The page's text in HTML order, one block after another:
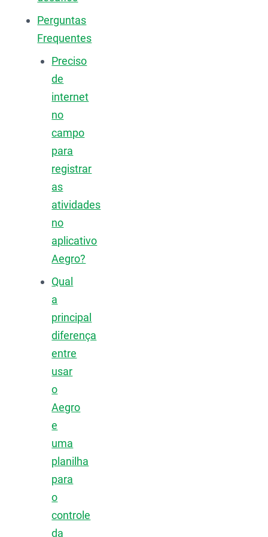
Perguntas
Frequentes
Preciso
de
internet
no
campo
para
registrar
as
atividades
no
aplicativo
Aegro?
Qual
a
principal
diferença
entre
usar
o
Aegro
e
uma
planilha
para
o
controle
da